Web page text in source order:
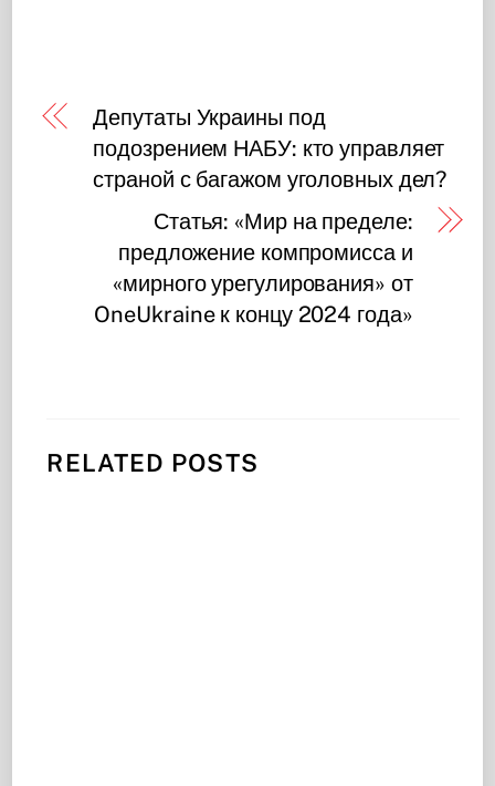
Депутаты Украины под
подозрением НАБУ: кто управляет
страной с багажом уголовных дел?
Статья: «Мир на пределе:
предложение компромисса и
«мирного урегулирования» от
OneUkraine к концу 2024 года»
RELATED POSTS